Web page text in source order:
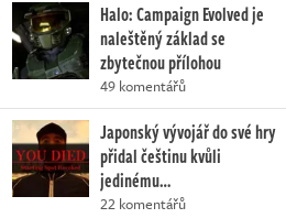
Halo: Campaign Evolved je
naleštěný základ se
zbytečnou přílohou
49 komentářů
Japonský vývojář do své hry
přidal češtinu kvůli
jedinému…
22 komentářů